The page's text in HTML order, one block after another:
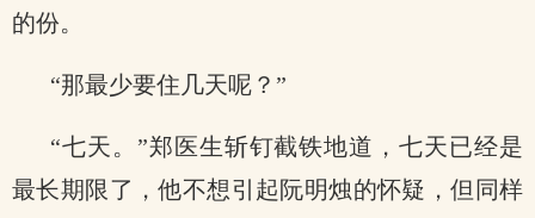
的份。
“那最少要住几天呢？”
“七天。”郑医生斩钉截铁地道，七天已经是
最长期限了，他不想引起阮明烛的怀疑，但同样